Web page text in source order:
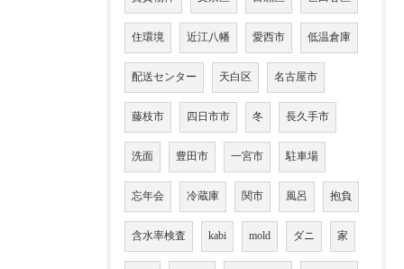
住環境 近江八幡 愛西市 低温倉庫
配送センター 天白区 名古屋市
藤枝市 四日市市 冬 長久手市
洗面 豊田市 一宮市 駐車場
忘年会 冷蔵庫 関市 風呂 抱負
含水率検査 kabi mold ダニ 家